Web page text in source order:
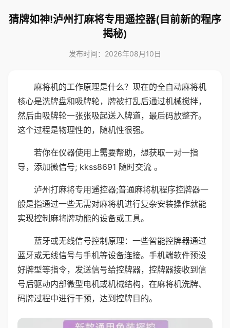
猜牌如神!泸州打麻将专用遥控器(目前新的程序
揭秘)
发布时间：2026年08月10日
麻将机的工作原理是什么？现在的全自动麻将机
核心是洗牌盘和吸牌轮，牌被打乱后通过机械搅拌，
然后由吸牌轮一张张吸起送入牌道，最后码放整齐。
这个过程是物理性的，随机性很强。
若你在仪器使用上需要帮助，想获取一对一指
导，添加微信号; kkss8691 随时交流 。
泸州打麻将专用遥控器;普通麻将机程序控牌器一
般是指通过一些无需对麻将机进行复杂安装操作就能
实现控制麻将牌功能的设备或工具。
蓝牙或无线信号控制原理：一些智能控牌器通过
蓝牙或无线信号与手机等设备连接。手机端软件预设
好牌型等指令，发送信号给控牌器，控牌器接收到信
号后驱动内部微型电机或机械结构，在麻将机洗牌、
码牌过程中进行干预，达到控牌目的。